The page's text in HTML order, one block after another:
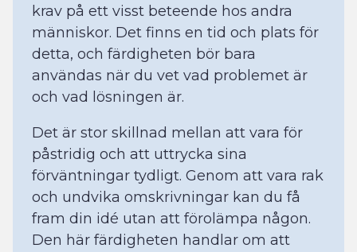
krav på ett visst beteende hos andra
människor. Det finns en tid och plats för
detta, och färdigheten bör bara
användas när du vet vad problemet är
och vad lösningen är.
Det är stor skillnad mellan att vara för
påstridig och att uttrycka sina
förväntningar tydligt. Genom att vara rak
och undvika omskrivningar kan du få
fram din idé utan att förolämpa någon.
Den här färdigheten handlar om att